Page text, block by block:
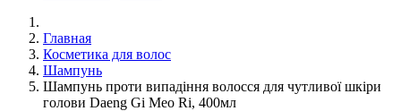
Главная
Косметика для волос
Шампунь
Шампунь проти випадіння волосся для чутливої ​​шкіри
голови Daeng Gi Meo Ri, 400мл